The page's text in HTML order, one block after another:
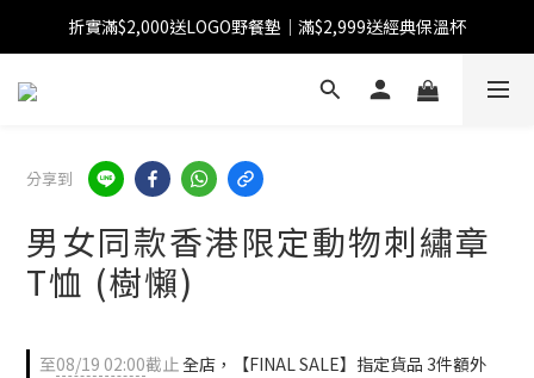
【FINAL SALE】指定商品低至38折
折實滿$2,000送LOGO野餐墊｜滿$2,999送經典保溫杯
【FINAL SALE】全單免運費
分享到
男女同款香港限定動物刺繡章
T恤 (樹懶)
至08/19 02:00截止全店，【FINAL SALE】指定貨品 3件額外